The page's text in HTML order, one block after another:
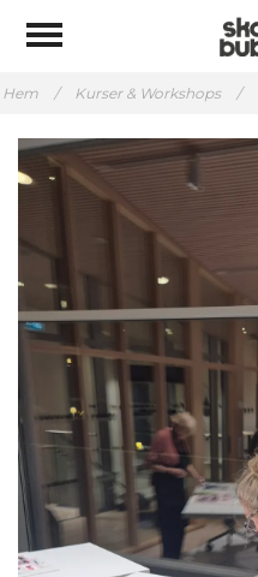
Hem / Kurser & Workshops /